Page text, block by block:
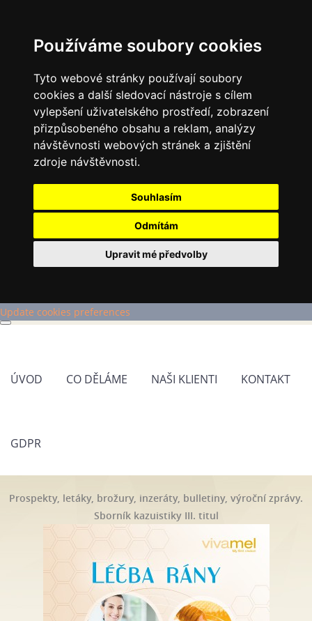
Používáme soubory cookies
Tyto webové stránky používají soubory
cookies a další sledovací nástroje s cílem
vylepšení uživatelského prostředí, zobrazení
přizpůsobeného obsahu a reklam, analýzy
návštěvnosti webových stránek a zjištění
zdroje návštěvnosti.
Souhlasím
Odmítám
Upravit mé předvolby
Update cookies preferences
ÚVOD CO DĚLÁME NAŠI KLIENTI KONTAKT
GDPR
Prospekty, letáky, brožury, inzeráty, bulletiny, výroční zprávy.
Sborník kazuistiky III. titul